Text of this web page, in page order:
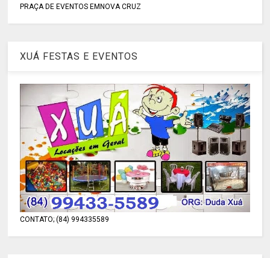
PRAÇA DE EVENTOS EMNOVA CRUZ
XUÁ FESTAS E EVENTOS
CONTATO; (84) 994335589